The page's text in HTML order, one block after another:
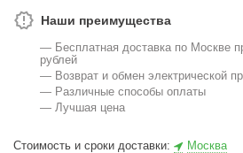
Наши преимущества
— Бесплатная доставка по Москве
рублей
— Возврат и обмен электрической
— Различные способы оплаты
— Лучшая цена
Стоимость и сроки доставки: Москва